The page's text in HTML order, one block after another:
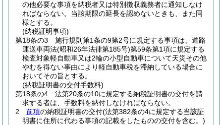
の他必要な事項を納税者又は特別徴収義務者に通知しなけ
ればならない。 当該期限の延長を認めないときも、また同
様とする。
(納税証明事項)
第18条の3
施行規則第1条の9第2号に規定する事項は、道路
運送車両法(昭和26年法律第185号)第59条第1項に規定する
検査対象軽自動車又は2輪の小型自動車について天災その他
やむを得ない事由により軽自動車税を滞納している場合に
おいてその旨とする。
(納税証明書の交付手数料)
第18条の4
法第20条の10に規定する納税証明書の交付を請
求する者は、手数料を納付しなければならない。
2
前項の納税証明書の交付(法第382条の4に規定する当該証
明書に住所に代わる事項の記載をしたものの交付を含む。)